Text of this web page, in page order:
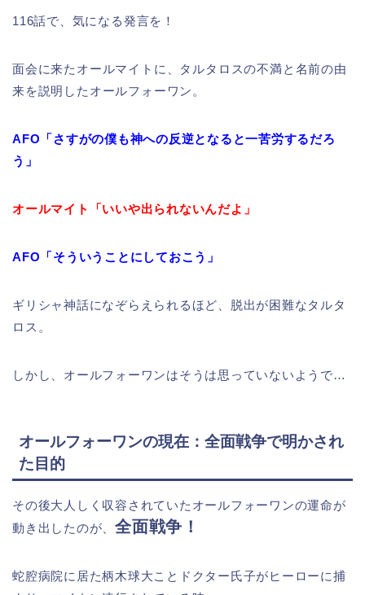
116話で、 気になる発言を！
面会に来たオールマイトに、タルタロスの不満と名前の由
来を説明したオールフォーワン。
AFO「さすがの僕も神への反逆となると一苦労するだろ
う」
オールマイト「いいや出られないんだよ」
AFO「そういうことにしておこう」
ギリシャ神話になぞらえられるほど、脱出が困難なタルタ
ロス。
しかし、オールフォーワンはそうは思っていないようで…
オールフォーワンの現在：全面戦争で明かされ
た目的
その後大人しく収容されていたオールフォーワンの運命が
動き出したのが、全面戦争！
蛇腔病院に居た柄木球大ことドクター氏子がヒーローに捕